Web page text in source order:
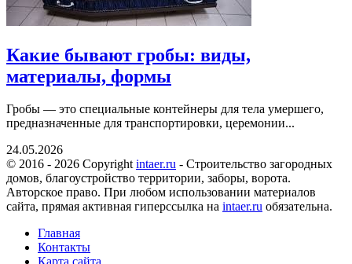
Какие бывают гробы: виды,
материалы, формы
Гробы — это специальные контейнеры для тела умершего,
предназначенные для транспортировки, церемонии...
24.05.2026
© 2016 - 2026 Copyrightintaer.ru - Cтроительство загородных
домов, благоустройство территории, заборы, ворота.
Авторское право. При любом использовании материалов
сайта, прямая активная гиперссылка на intaer.ru обязательна.
Главная
Контакты